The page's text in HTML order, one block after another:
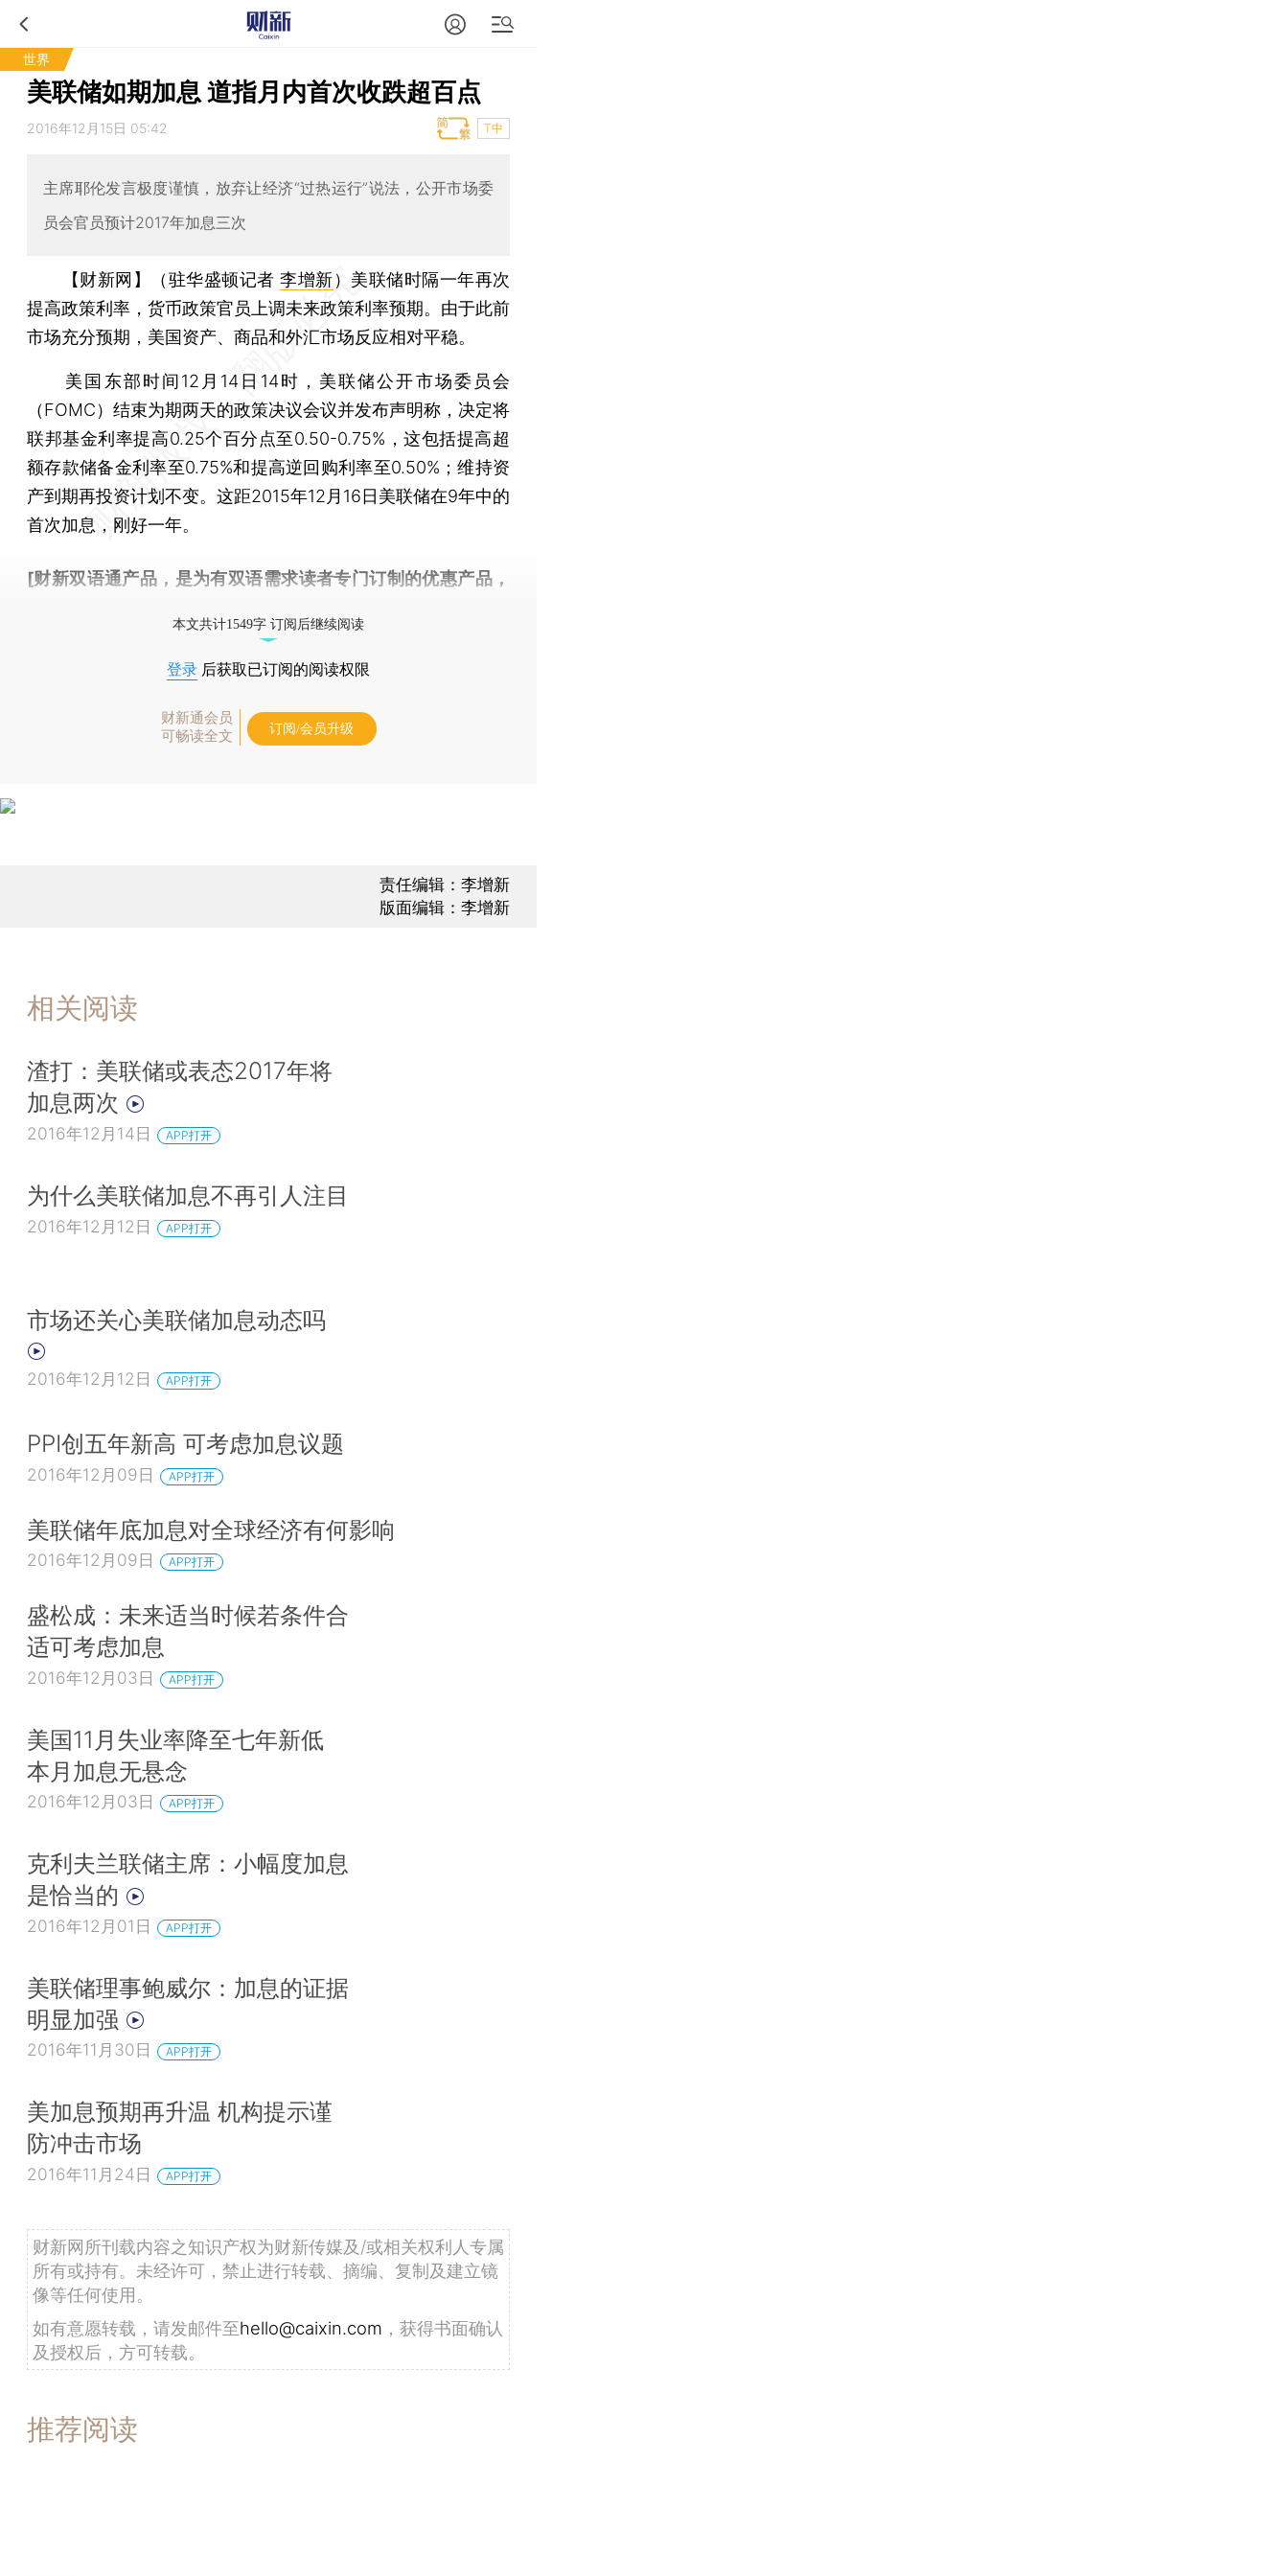
世界
美联储如期加息 道指月内首次收跌超百点
2016年12月15日 05:42 T中
主席耶伦发言极度谨慎，放弃让经济“过热运行”说法，公开市场委
员会官员预计2017年加息三次
【财新网】（驻华盛顿记者李增新） 美联储时隔一年再次
提高政策利率，货币政策官员上调未来政策利率预期。由于此前
市场充分预期，美国资产、商品和外汇市场反应相对平稳。
美国东部时间12月14日14时，美联储公开市场委员会
（FOMC）结束为期两天的政策决议会议并发布声明称，决定将
联邦基金利率提高0.25个百分点至0.50-0.75%，这包括提高超
额存款储备金利率至0.75%和提高逆回购利率至0.50%；维持资
产到期再投资计划不变。这距2015年12月16日美联储在9年中的
首次加息，刚好一年。
[财新双语通产品，是为有双语需求读者专门订制的优惠产品，
本文共计1549字 订阅后继续阅读
登录 后获取已订阅的阅读权限
财新通会员
可畅读全文
订阅/会员升级
责任编辑：李增新
版面编辑：李增新
相关阅读
渣打：美联储或表态2017年将
加息两次
2016年12月14日 APP打开
为什么美联储加息不再引人注目
2016年12月12日 APP打开
市场还关心美联储加息动态吗
2016年12月12日 APP打开
PPI创五年新高 可考虑加息议题
2016年12月09日 APP打开
美联储年底加息对全球经济有何影响
2016年12月09日 APP打开
盛松成：未来适当时候若条件合
适可考虑加息
2016年12月03日 APP打开
美国11月失业率降至七年新低
本月加息无悬念
2016年12月03日 APP打开
克利夫兰联储主席：小幅度加息
是恰当的
2016年12月01日 APP打开
美联储理事鲍威尔：加息的证据
明显加强
2016年11月30日 APP打开
美加息预期再升温 机构提示谨
防冲击市场
2016年11月24日 APP打开
财新网所刊载内容之知识产权为财新传媒及/或相关权利人专属
所有或持有。未经许可，禁止进行转载、摘编、复制及建立镜
像等任何使用。
如有意愿转载，请发邮件至hello@caixin.com ，获得书面确认
及授权后，方可转载。
推荐阅读